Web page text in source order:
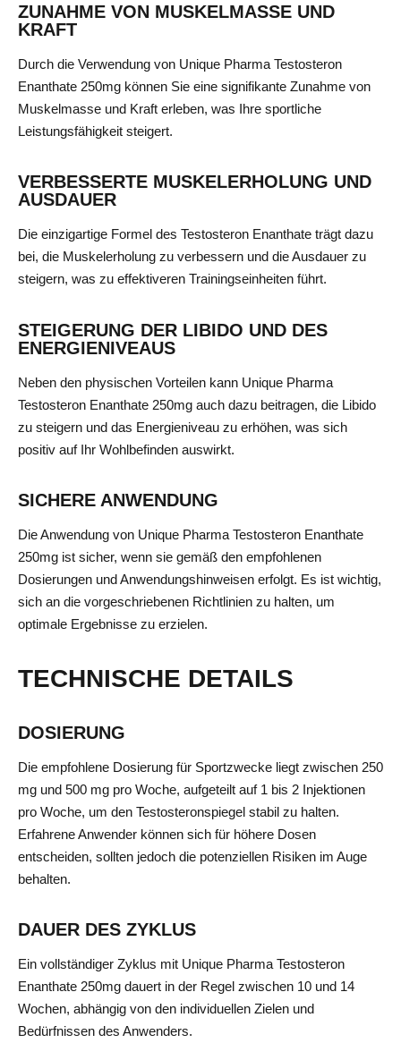
ZUNAHME VON MUSKELMASSE UND
KRAFT
Durch die Verwendung von Unique Pharma Testosteron
Enanthate 250mg können Sie eine signifikante Zunahme von
Muskelmasse und Kraft erleben, was Ihre sportliche
Leistungsfähigkeit steigert.
VERBESSERTE MUSKELERHOLUNG UND
AUSDAUER
Die einzigartige Formel des Testosteron Enanthate trägt dazu
bei, die Muskelerholung zu verbessern und die Ausdauer zu
steigern, was zu effektiveren Trainingseinheiten führt.
STEIGERUNG DER LIBIDO UND DES
ENERGIENIVEAUS
Neben den physischen Vorteilen kann Unique Pharma
Testosteron Enanthate 250mg auch dazu beitragen, die Libido
zu steigern und das Energieniveau zu erhöhen, was sich
positiv auf Ihr Wohlbefinden auswirkt.
SICHERE ANWENDUNG
Die Anwendung von Unique Pharma Testosteron Enanthate
250mg ist sicher, wenn sie gemäß den empfohlenen
Dosierungen und Anwendungshinweisen erfolgt. Es ist wichtig,
sich an die vorgeschriebenen Richtlinien zu halten, um
optimale Ergebnisse zu erzielen.
TECHNISCHE DETAILS
DOSIERUNG
Die empfohlene Dosierung für Sportzwecke liegt zwischen 250
mg und 500 mg pro Woche, aufgeteilt auf 1 bis 2 Injektionen
pro Woche, um den Testosteronspiegel stabil zu halten.
Erfahrene Anwender können sich für höhere Dosen
entscheiden, sollten jedoch die potenziellen Risiken im Auge
behalten.
DAUER DES ZYKLUS
Ein vollständiger Zyklus mit Unique Pharma Testosteron
Enanthate 250mg dauert in der Regel zwischen 10 und 14
Wochen, abhängig von den individuellen Zielen und
Bedürfnissen des Anwenders.